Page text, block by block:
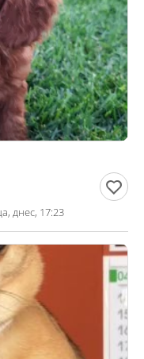
днес, 17:23